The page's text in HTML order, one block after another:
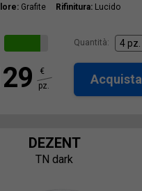
Grafite Rifinitura: Lucido
Quantità:
€
pz.
Acquista
DEZENT
TN dark